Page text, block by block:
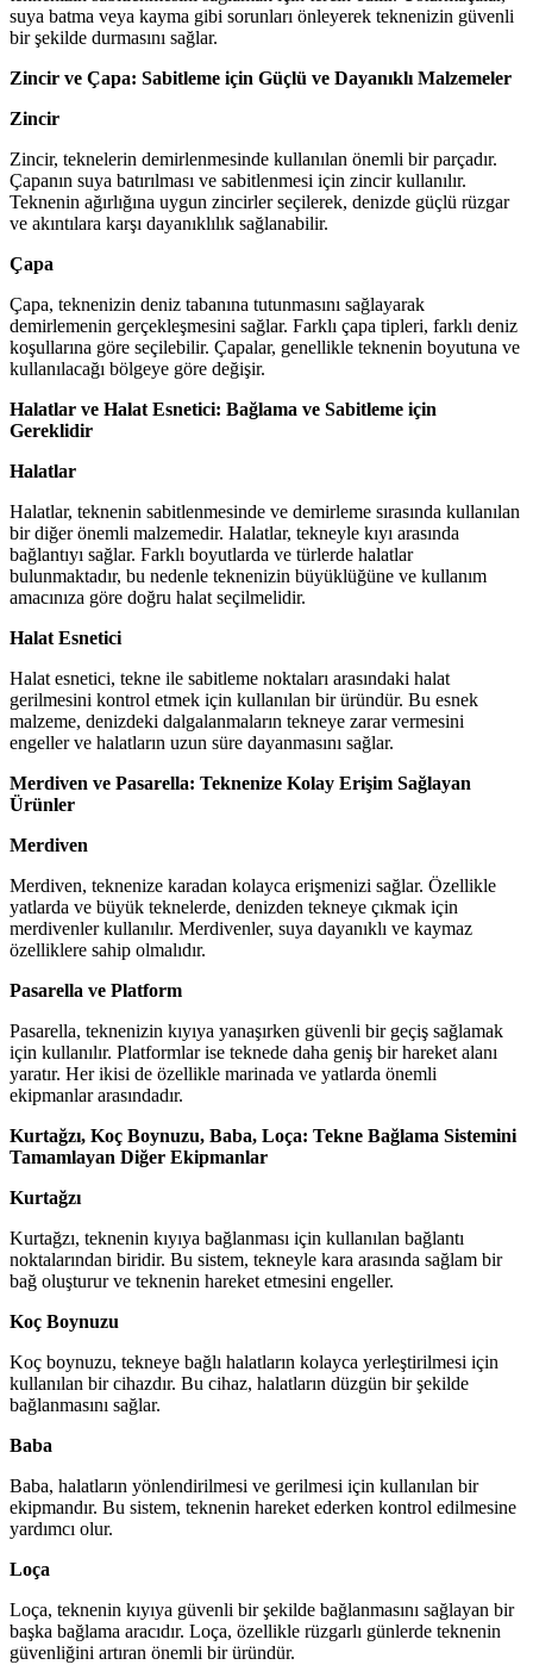
suya batma veya kayma gibi sorunları önleyerek teknenizin güvenli
bir şekilde durmasını sağlar.
Zincir ve Çapa: Sabitleme için Güçlü ve Dayanıklı Malzemeler
Zincir
Zincir, teknelerin demirlenmesinde kullanılan önemli bir parçadır.
Çapanın suya batırılması ve sabitlenmesi için zincir kullanılır.
Teknenin ağırlığına uygun zincirler seçilerek, denizde güçlü rüzgar
ve akıntılara karşı dayanıklılık sağlanabilir.
Çapa
Çapa, teknenizin deniz tabanına tutunmasını sağlayarak
demirlemenin gerçekleşmesini sağlar. Farklı çapa tipleri, farklı deniz
koşullarına göre seçilebilir. Çapalar, genellikle teknenin boyutuna ve
kullanılacağı bölgeye göre değişir.
Halatlar ve Halat Esnetici: Bağlama ve Sabitleme için
Gereklidir
Halatlar
Halatlar, teknenin sabitlenmesinde ve demirleme sırasında kullanılan
bir diğer önemli malzemedir. Halatlar, tekneyle kıyı arasında
bağlantıyı sağlar. Farklı boyutlarda ve türlerde halatlar
bulunmaktadır, bu nedenle teknenizin büyüklüğüne ve kullanım
amacınıza göre doğru halat seçilmelidir.
Halat Esnetici
Halat esnetici, tekne ile sabitleme noktaları arasındaki halat
gerilmesini kontrol etmek için kullanılan bir üründür. Bu esnek
malzeme, denizdeki dalgalanmaların tekneye zarar vermesini
engeller ve halatların uzun süre dayanmasını sağlar.
Merdiven ve Pasarella: Teknenize Kolay Erişim Sağlayan
Ürünler
Merdiven
Merdiven, teknenize karadan kolayca erişmenizi sağlar. Özellikle
yatlarda ve büyük teknelerde, denizden tekneye çıkmak için
merdivenler kullanılır. Merdivenler, suya dayanıklı ve kaymaz
özelliklere sahip olmalıdır.
Pasarella ve Platform
Pasarella, teknenizin kıyıya yanaşırken güvenli bir geçiş sağlamak
için kullanılır. Platformlar ise teknede daha geniş bir hareket alanı
yaratır. Her ikisi de özellikle marinada ve yatlarda önemli
ekipmanlar arasındadır.
Kurtağzı, Koç Boynuzu, Baba, Loça: Tekne Bağlama Sistemini
Tamamlayan Diğer Ekipmanlar
Kurtağzı
Kurtağzı, teknenin kıyıya bağlanması için kullanılan bağlantı
noktalarından biridir. Bu sistem, tekneyle kara arasında sağlam bir
bağ oluşturur ve teknenin hareket etmesini engeller.
Koç Boynuzu
Koç boynuzu, tekneye bağlı halatların kolayca yerleştirilmesi için
kullanılan bir cihazdır. Bu cihaz, halatların düzgün bir şekilde
bağlanmasını sağlar.
Baba
Baba, halatların yönlendirilmesi ve gerilmesi için kullanılan bir
ekipmandır. Bu sistem, teknenin hareket ederken kontrol edilmesine
yardımcı olur.
Loça
Loça, teknenin kıyıya güvenli bir şekilde bağlanmasını sağlayan bir
başka bağlama aracıdır. Loça, özellikle rüzgarlı günlerde teknenin
güvenliğini artıran önemli bir üründür.